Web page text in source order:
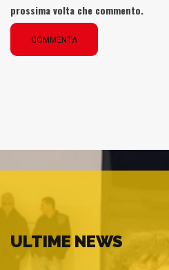
prossima volta che commento.
COMMENTA
ULTIME NEWS